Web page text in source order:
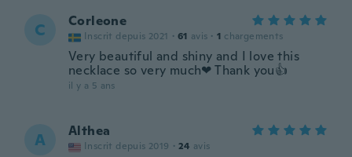
C Corleone
Inscrit depuis 2021 · 61 avis · 1 chargements
Very beautiful and shiny and I love this
necklace so very much❤ Thank you👍
il y a 5 ans
A Althea
Inscrit depuis 2019 · 24 avis